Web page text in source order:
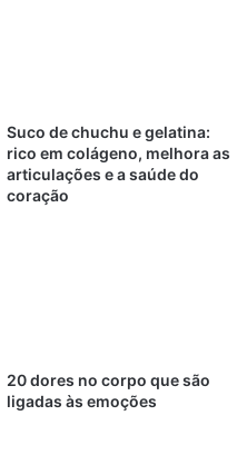
Suco de chuchu e gelatina:
rico em colágeno, melhora as
articulações e a saúde do
coração
20 dores no corpo que são
ligadas às emoções